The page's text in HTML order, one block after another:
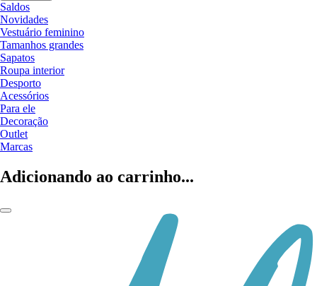
Saldos
Novidades
Vestuário feminino
Tamanhos grandes
Sapatos
Roupa interior
Desporto
Acessórios
Para ele
Decoração
Outlet
Marcas
Adicionando ao carrinho...